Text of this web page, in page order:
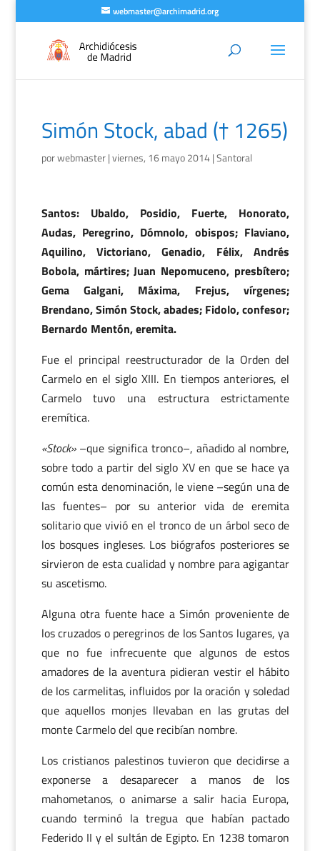
webmaster@archimadrid.org
Simón Stock, abad († 1265)
porwebmaster|viernes, 16 mayo 2014|Santoral
Santos: Ubaldo, Posidio, Fuerte, Honorato,
Audas, Peregrino, Dómnolo, obispos; Flaviano,
Aquilino, Victoriano, Genadio, Félix, Andrés
Bobola, mártires; Juan Nepomuceno, presbítero;
Gema Galgani, Máxima, Frejus, vírgenes;
Brendano, Simón Stock, abades; Fidolo, confesor;
Bernardo Mentón, eremita.
Fue el principal reestructurador de la Orden del
Carmelo en el siglo XIII. En tiempos anteriores, el
Carmelo tuvo una estructura estrictamente
eremítica.
«Stock»–que significa tronco–, añadido al nombre,
sobre todo a partir del siglo XV en que se hace ya
común esta denominación, le viene –según una de
las fuentes– por su anterior vida de eremita
solitario que vivió en el tronco de un árbol seco de
los bosques ingleses. Los biógrafos posteriores se
sirvieron de esta cualidad y nombre para agigantar
su ascetismo.
Alguna otra fuente hace a Simón proveniente de
los cruzados o peregrinos de los Santos lugares, ya
que no fue infrecuente que algunos de estos
amadores de la aventura pidieran vestir el hábito
de los carmelitas, influidos por la oración y soledad
que aquellos monjes llevaban en las grutas del
monte Carmelo del que recibían nombre.
Los cristianos palestinos tuvieron que decidirse a
exponerse a desaparecer a manos de los
mahometanos, o animarse a salir hacia Europa,
cuando terminó la tregua que habían pactado
Federido II y el sultán de Egipto. En 1238 tomaron